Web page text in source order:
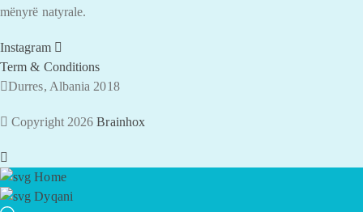
mënyrë natyrale.
Instagram
Term & Conditions
Durres, Albania 2018
Copyright 2026Brainhox
Home
Dyqani